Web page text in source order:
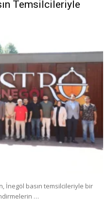
Temsilcileriyle
İnegöl basın temsilcileriyle bir
…